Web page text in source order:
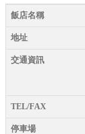
飯店名稱
地址
交通資訊
TEL/FAX
停車場